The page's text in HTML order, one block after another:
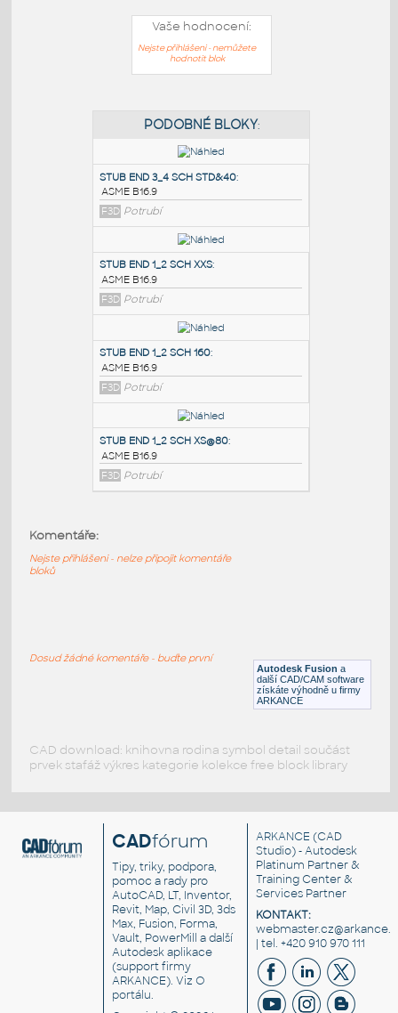
Vaše hodnocení:
Nejste přihlášeni - nemůžete
hodnotit blok
PODOBNÉ BLOKY:
STUB END 3_4 SCH STD&40
ASME B16.9
F3D Potrubí
STUB END 1_2 SCH XXS
ASME B16.9
F3D Potrubí
F3D Potrubí
F3D Potrubí Autodesk Fusion a
další CAD/CAM software
získáte výhodně u firmy
ARKANCE
Komentáře:
Nejste přihlášeni - nelze připojit komentáře
bloků
Dosud žádné komentáře - buďte první
CAD download: knihovna rodina symbol detail součást
prvek stafáž výkres kategorie kolekce free block library
CADfórum
Tipy, triky, podpora,
pomoc a rady pro
AutoCAD, LT, Inventor,
Revit, Map, Civil 3D, 3ds
Max, Fusion, Forma,
Vault, PowerMill a další
Autodesk aplikace
(support firmy
ARKANCE). VizO
portálu.
ARKANCE (CAD
Studio) - Autodesk
Platinum Partner &
Training Center &
Services Partner
KONTAKT:
| tel. +420 910 970 111